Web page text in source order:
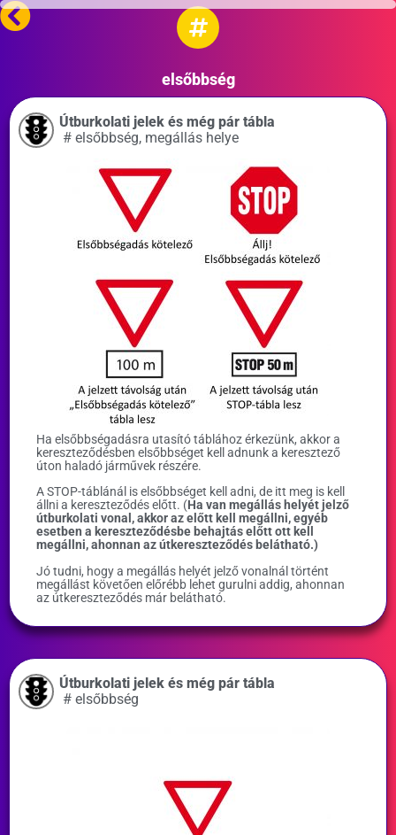
elsőbbség
Útburkolati jelek és még pár tábla
# elsőbbség, megállás helye
Ha elsőbbségadásra utasító táblához érkezünk, akkor a
kereszteződésben elsőbbséget kell adnunk a keresztező
úton haladó járművek részére.
A STOP-táblánál is elsőbbséget kell adni, de itt meg is kell
állni a kereszteződés előtt. (Ha van megállás helyét jelző
útburkolati vonal, akkor az előtt kell megállni, egyéb
esetben a kereszteződésbe behajtás előtt ott kell
megállni, ahonnan az útkereszteződés belátható.)
Jó tudni, hogy a megállás helyét jelző vonalnál történt
megállást követően előrébb lehet gurulni addig, ahonnan
az útkereszteződés már belátható.
Útburkolati jelek és még pár tábla
# elsőbbség